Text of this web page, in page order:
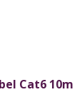
Cat6 10m